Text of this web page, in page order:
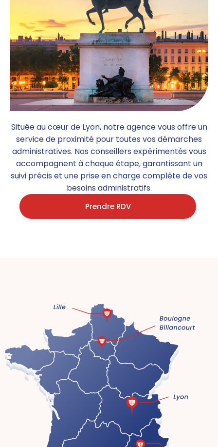
Située au cœur de Lyon, notre agence vous offre un
service de proximité pour toutes vos démarches
administratives. Nos conseillers expérimentés vous
accompagnent à chaque étape, garantissant un
suivi précis et une prise en charge complète de vos
besoins administratifs.
Prendre RDV